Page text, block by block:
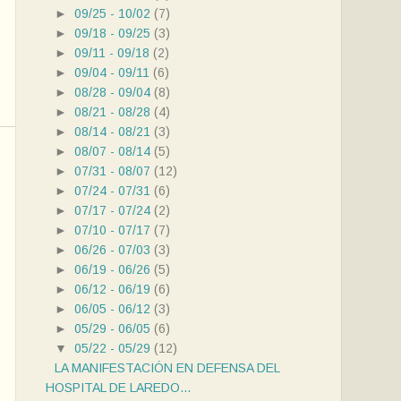
► 09/25 - 10/02 (7)
► 09/18 - 09/25 (3)
► 09/11 - 09/18 (2)
► 09/04 - 09/11 (6)
► 08/28 - 09/04 (8)
► 08/21 - 08/28 (4)
► 08/14 - 08/21 (3)
► 08/07 - 08/14 (5)
► 07/31 - 08/07 (12)
► 07/24 - 07/31 (6)
► 07/17 - 07/24 (2)
► 07/10 - 07/17 (7)
► 06/26 - 07/03 (3)
► 06/19 - 06/26 (5)
► 06/12 - 06/19 (6)
► 06/05 - 06/12 (3)
► 05/29 - 06/05 (6)
▼
05/22 - 05/29 (12)
LA MANIFESTACIÓN EN DEFENSA DEL
HOSPITAL DE LAREDO...